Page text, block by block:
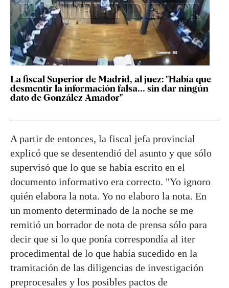
La fiscal Superior de Madrid, al juez: "Había que
desmentir la información falsa... sin dar ningún
dato de González Amador"
A partir de entonces, la fiscal jefa provincial
explicó que se desentendió del asunto y que sólo
supervisó que lo que se había escrito en el
documento informativo era correcto. "Yo ignoro
quién elabora la nota. Yo no elaboro la nota. En
un momento determinado de la noche se me
remitió un borrador de nota de prensa sólo para
decir que si lo que ponía correspondía al iter
procedimental de lo que había sucedido en la
tramitación de las diligencias de investigación
preprocesales y los posibles pactos de